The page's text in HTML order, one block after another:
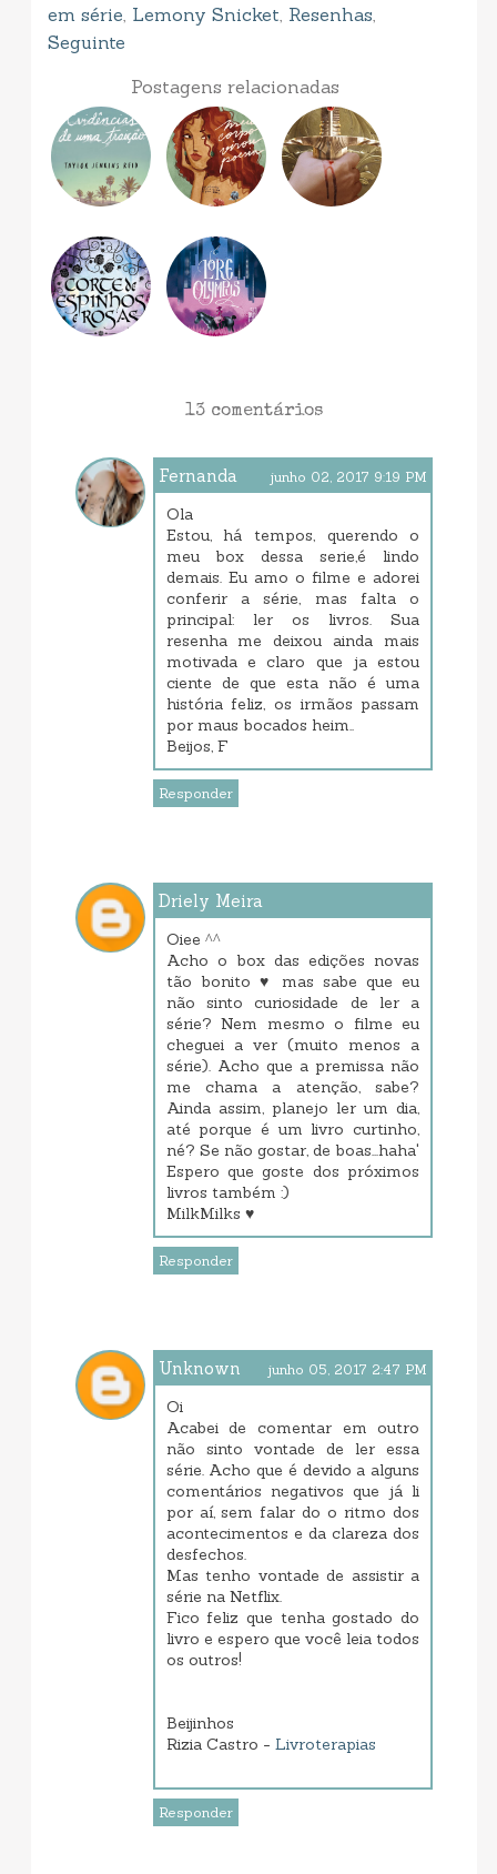
em série, Lemony Snicket, Resenhas,
Seguinte
Postagens relacionadas
13 comentários
Fernanda junho 02, 2017 9:19 PM
Ola
Estou, há tempos, querendo o
meu box dessa serie,é lindo
demais. Eu amo o filme e adorei
conferir a série, mas falta o
principal: ler os livros. Sua
resenha me deixou ainda mais
motivada e claro que ja estou
ciente de que esta não é uma
história feliz, os irmãos passam
por maus bocados heim..
Beijos, F
Responder
Driely Meira
Oiee ^^
Acho o box das edições novas
tão bonito ♥ mas sabe que eu
não sinto curiosidade de ler a
série? Nem mesmo o filme eu
cheguei a ver (muito menos a
série). Acho que a premissa não
me chama a atenção, sabe?
Ainda assim, planejo ler um dia,
até porque é um livro curtinho,
né? Se não gostar, de boas...haha'
Espero que goste dos próximos
livros também :)
MilkMilks ♥
Responder
Unknown junho 05, 2017 2:47 PM
Oi
Acabei de comentar em outro
não sinto vontade de ler essa
série. Acho que é devido a alguns
comentários negativos que já li
por aí, sem falar do o ritmo dos
acontecimentos e da clareza dos
desfechos.
Mas tenho vontade de assistir a
série na Netflix.
Fico feliz que tenha gostado do
livro e espero que você leia todos
os outros!
Beijinhos
Rizia Castro - Livroterapias
Responder